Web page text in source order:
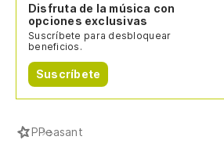
Disfruta de la música con
opciones exclusivas
Suscríbete para desbloquear
beneficios.
Suscríbete
PPeasant